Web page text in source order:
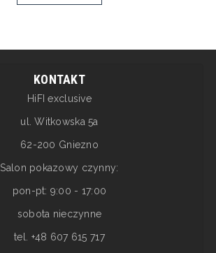
KONTAKT
HiFI exclusive
ul. Witkowska 5a
62-200 Gniezno
Salon pokazowy czynny:
pon-pt: 9:00 - 17:00
sobota nieczynne
tel. +48 607 615 717